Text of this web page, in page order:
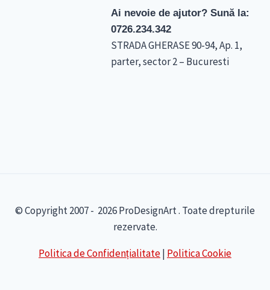
Ai nevoie de ajutor? Sună la:
0726.234.342
STRADA GHERASE 90-94, Ap. 1,
parter, sector 2 – Bucuresti
© Copyright 2007 - 2026 ProDesignArt . Toate drepturile
rezervate.
Politica de Confidențialitate| Politica Cookie